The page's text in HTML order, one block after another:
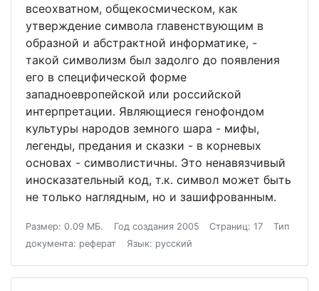
всеохватном, общекосмическом, как
утверждение символа главенствующим в
образной и абстрактной информатике, -
такой символизм был задолго до появления
его в специфической форме
западноевропейской или российской
интерпретации. Являющиеся генофондом
культуры народов земного шара - мифы,
легенды, предания и сказки - в корневых
основах - символистичны. Это ненавязчивый
иносказательный код, т.к. символ может быть
не только наглядным, но и зашифрованным.
Размер: 0.09 МБ. Год создания 2005 Страниц: 17
Тип
документа: реферат
Язык: русский